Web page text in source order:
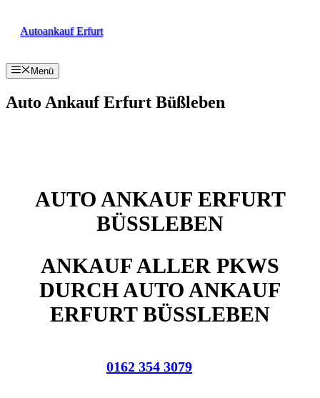
InhaltAutoankauf Erfurt
Menü
Auto Ankauf Erfurt Büßleben
AUTO ANKAUF ERFURT
BÜSSLEBEN
ANKAUF ALLER PKWS
DURCH AUTO ANKAUF
ERFURT BÜSSLEBEN
0162 354 3079